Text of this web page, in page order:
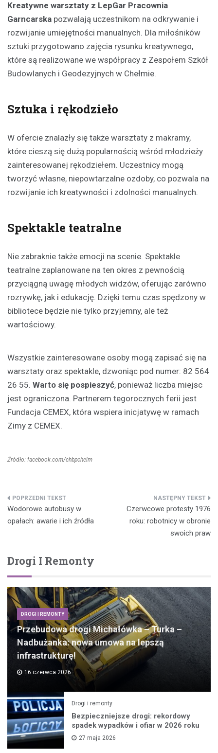
Kreatywne warsztaty z LepGar Pracownia
Garncarska pozwalają uczestnikom na odkrywanie i
rozwijanie umiejętności manualnych. Dla miłośników
sztuki przygotowano zajęcia rysunku kreatywnego,
które są realizowane we współpracy z Zespołem Szkół
Budowlanych i Geodezyjnych w Chełmie.
Sztuka i rękodzieło
W ofercie znalazły się także warsztaty z makramy,
które cieszą się dużą popularnością wśród młodzieży
zainteresowanej rękodziełem. Uczestnicy mogą
tworzyć własne, niepowtarzalne ozdoby, co pozwala na
rozwijanie ich kreatywności i zdolności manualnych.
Spektakle teatralne
Nie zabraknie także emocji na scenie. Spektakle
teatralne zaplanowane na ten okres z pewnością
przyciągną uwagę młodych widzów, oferując zarówno
rozrywkę, jak i edukację. Dzięki temu czas spędzony w
bibliotece będzie nie tylko przyjemny, ale też
wartościowy.
Wszystkie zainteresowane osoby mogą zapisać się na
warsztaty oraz spektakle, dzwoniąc pod numer: 82 564
26 55. Warto się pospieszyć, ponieważ liczba miejsc
jest ograniczona. Partnerem tegorocznych ferii jest
Fundacja CEMEX, która wspiera inicjatywę w ramach
Zimy z CEMEX.
Źródło: facebook.com/chbpchelm
Nawigacja
wpisu
Wodorowe autobusy w
opałach: awarie i ich źródła
Czerwcowe protesty 1976
roku: robotnicy w obronie
swoich praw
Drogi I Remonty
DROGI I REMONTY
Przebudowa drogi Michałówka – Turka –
Nadbużanka: nowa umowa na lepszą
infrastrukturę!
16 czerwca 2026
Drogi i remonty
Bezpieczniejsze drogi: rekordowy
spadek wypadków i ofiar w 2026 roku
27 maja 2026